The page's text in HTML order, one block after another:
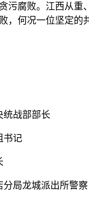
污腐败。江西从
，何况一位坚定的
统战部部长
书记
分局龙城派出所警察